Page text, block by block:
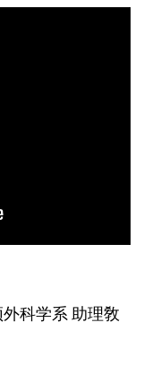
科学系 助理敎